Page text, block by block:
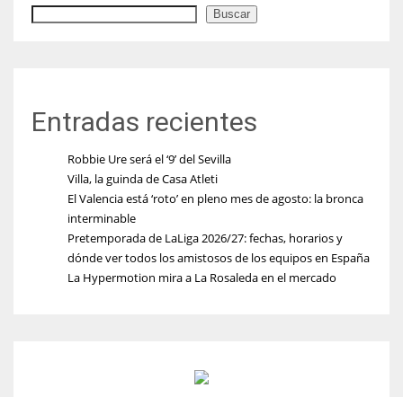
Buscar
Entradas recientes
Robbie Ure será el ‘9’ del Sevilla
Villa, la guinda de Casa Atleti
El Valencia está ‘roto’ en pleno mes de agosto: la bronca
interminable
Pretemporada de LaLiga 2026/27: fechas, horarios y
dónde ver todos los amistosos de los equipos en España
La Hypermotion mira a La Rosaleda en el mercado